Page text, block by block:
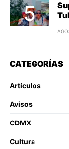
CATEGORÍAS
Artículos
Avisos
CDMX
Cultura